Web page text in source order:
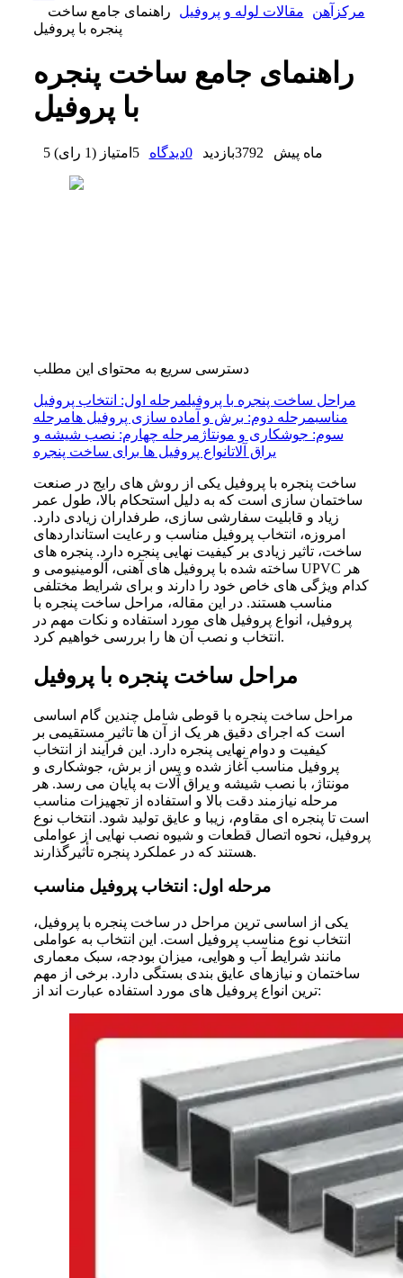
مرکزآهن
مقالات لوله و پروفیل
راهنمای جامع ساخت
پنجره با پروفیل
راهنمای جامع ساخت پنجره
با پروفیل
5 ماه پیش 3792بازدید 0دیدگاه 5 امتیاز (1 رای )
دسترسی سریع به محتوای این مطلب
مراحل ساخت پنجره با پروفیلمرحله اول: انتخاب پروفیل
مناسبمرحله دوم: برش و آماده سازی پروفیل هامرحله
سوم: جوشکاری و مونتاژ مرحله چهارم: نصب شیشه و
یراق آلاتانواع پروفیل ها برای ساخت پنجره
ساخت پنجره با پروفیل یکی از روش های رایج در صنعت
ساختمان سازی است که به دلیل استحکام بالا، طول عمر
زیاد و قابلیت سفارشی سازی، طرفداران زیادی دارد.
امروزه، انتخاب پروفیل مناسب و رعایت استانداردهای
ساخت، تاثیر زیادی بر کیفیت نهایی پنجره دارد. پنجره های
ساخته شده با پروفیل های آهنی، آلومینیومی و UPVC هر
کدام ویژگی های خاص خود را دارند و برای شرایط مختلفی
مناسب هستند. در این مقاله، مراحل ساخت پنجره با
پروفیل، انواع پروفیل های مورد استفاده و نکات مهم در
انتخاب و نصب آن ها را بررسی خواهیم کرد.
مراحل ساخت پنجره با پروفیل
مراحل ساخت پنجره با قوطی شامل چندین گام اساسی
است که اجرای دقیق هر یک از آن ها تاثیر مستقیمی بر
کیفیت و دوام نهایی پنجره دارد. این فرآیند از انتخاب
پروفیل مناسب آغاز شده و پس از برش، جوشکاری و
مونتاژ، با نصب شیشه و یراق آلات به پایان می رسد. هر
مرحله نیازمند دقت بالا و استفاده از تجهیزات مناسب
است تا پنجره ای مقاوم، زیبا و عایق تولید شود. انتخاب نوع
پروفیل، نحوه اتصال قطعات و شیوه نصب نهایی از عواملی
هستند که در عملکرد پنجره تأثیرگذارند.
مرحله اول: انتخاب پروفیل مناسب
یکی از اساسی ترین مراحل در ساخت پنجره با پروفیل،
انتخاب نوع مناسب پروفیل است. این انتخاب به عواملی
مانند شرایط آب و هوایی، میزان بودجه، سبک معماری
ساختمان و نیازهای عایق بندی بستگی دارد. برخی از مهم
ترین انواع پروفیل های مورد استفاده عبارت اند از: